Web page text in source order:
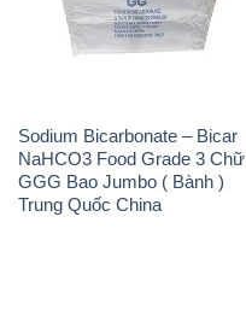
Sodium Bicarbonate – Bicar
NaHCO3 Food Grade 3 Chữ
GGG Bao Jumbo ( Bành )
Trung Quốc China